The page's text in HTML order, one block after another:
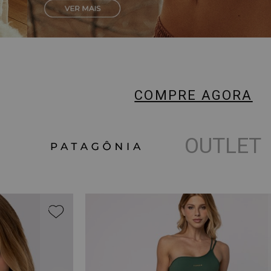
COMPRE AGORA
OUTLET